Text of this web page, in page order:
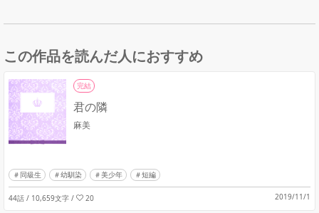
この作品を読んだ人におすすめ
完結
君の隣
麻美
同級生 幼馴染 美少年 短編
44話 / 10,659文字 / 20 2019/11/1